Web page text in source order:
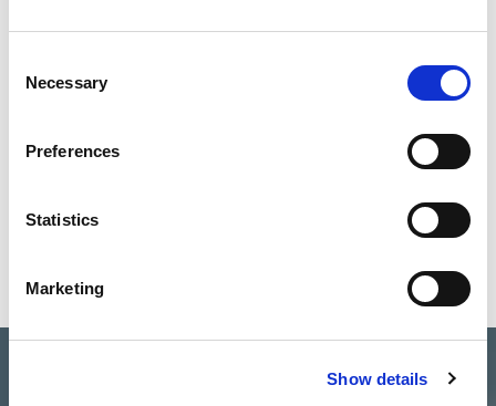
Selection
Necessary
Preferences
Statistics
Marketing
Show details